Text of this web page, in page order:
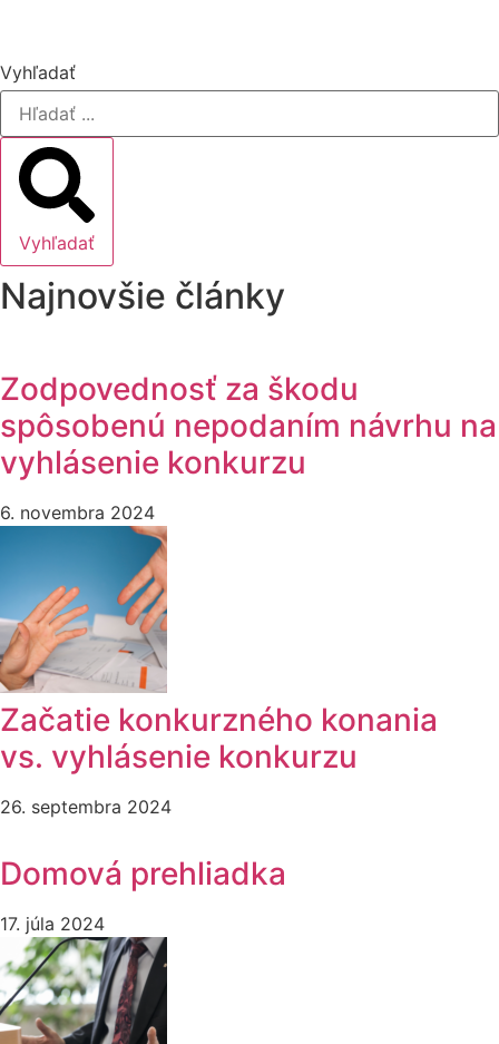
Vyhľadať
Vyhľadať
Najnovšie články
Zodpovednosť za škodu
spôsobenú nepodaním návrhu na
vyhlásenie konkurzu
6. novembra 2024
Začatie konkurzného konania
vs. vyhlásenie konkurzu
26. septembra 2024
Domová prehliadka
17. júla 2024